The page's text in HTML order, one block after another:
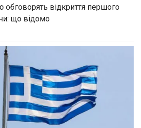
обговорять відкриття першого
що відомо